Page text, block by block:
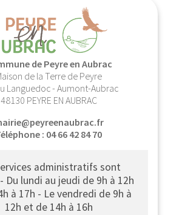
administratifs sont
Du lundi au jeudi de 9h à 12h
à 17h - Le vendredi de 9h à
12h et de 14h à 16h
de Peyre en Aubrac
de la Terre de Peyre
Languedoc - Aumont-Aubrac
48130 PEYRE EN AUBRAC
: 04 66 42 84 70